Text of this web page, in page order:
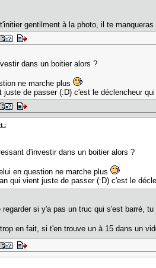
gentilment à la photo, il te
dans un boitier alors ?
ne marche plus
juste de passer (:D) c'est le déclencheur
:
d'investir dans un boitier alors ?
en question ne marche plus
qui vient juste de passer (:D) c'est le
regarder si y'a pas un truc qui s'est barré,
en fait, si t'en trouve un à 15 dans un